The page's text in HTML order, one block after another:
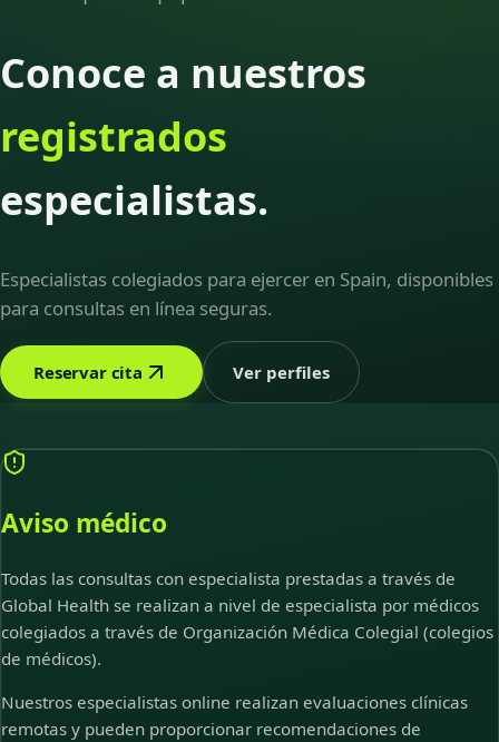
Conoce a nuestros
registrados
especialistas.
Especialistas colegiados para ejercer en Spain, disponibles
para consultas en línea seguras.
Reservar cita Ver perfiles
Aviso médico
Todas las consultas con especialista prestadas a través de
Global Health se realizan a nivel de especialista por médicos
colegiados a través de Organización Médica Colegial (colegios
de médicos).
Nuestros especialistas online realizan evaluaciones clínicas
remotas y pueden proporcionar recomendaciones de